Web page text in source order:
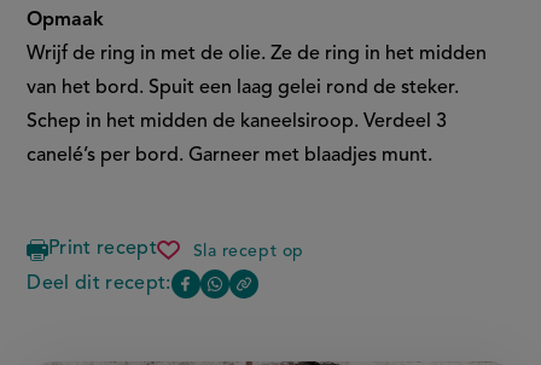
Opmaak
Wrijf de ring in met de olie. Ze de ring in het midden
van het bord. Spuit een laag gelei rond de steker.
Schep in het midden de kaneelsiroop. Verdeel 3
canelé’s per bord. Garneer met blaadjes munt.
Print recept Sla recept op
canelé
met
kaneelsiroop,
Deel dit recept:
DeelDeelCopy
of